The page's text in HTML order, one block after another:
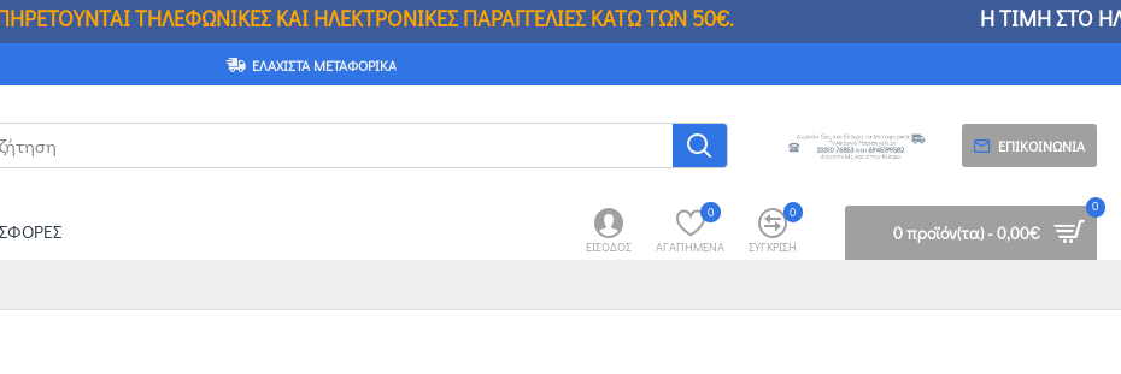
ΗΛΕΚΤΡΟΝΙΚΕΣ ΠΑΡΑΓΓΕΛΙΕΣ ΚΑΤΩ ΤΩΝ 50€.Η ΤΙΜΗ ΣΤΟ ΗΛΕΚΤΡΟΝΙΚΟ ΚΑΤΑΣΤΗΜΑ
ΕΛΆΧΙΣΤΑ ΜΕΤΑΦΟΡΙΚΆ
ΕΠΙΚΟΙΝΩΝΊΑ
ΕΊΣΟΔΟΣ ΑΓΑΠΗΜΈΝΑ
0
ΣΎΓΚΡΙΣΗ
0
0 προϊόν(τα) - 0,00€
0